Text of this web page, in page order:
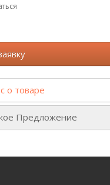
о товаре
Предложение